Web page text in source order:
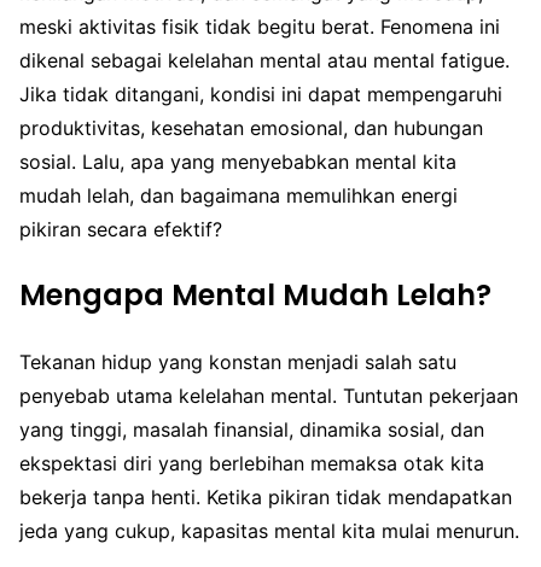
meski aktivitas fisik tidak begitu berat. Fenomena ini
dikenal sebagai kelelahan mental atau mental fatigue.
Jika tidak ditangani, kondisi ini dapat mempengaruhi
produktivitas, kesehatan emosional, dan hubungan
sosial. Lalu, apa yang menyebabkan mental kita
mudah lelah, dan bagaimana memulihkan energi
pikiran secara efektif?
Mengapa Mental Mudah Lelah?
Tekanan hidup yang konstan menjadi salah satu
penyebab utama kelelahan mental. Tuntutan pekerjaan
yang tinggi, masalah finansial, dinamika sosial, dan
ekspektasi diri yang berlebihan memaksa otak kita
bekerja tanpa henti. Ketika pikiran tidak mendapatkan
jeda yang cukup, kapasitas mental kita mulai menurun.